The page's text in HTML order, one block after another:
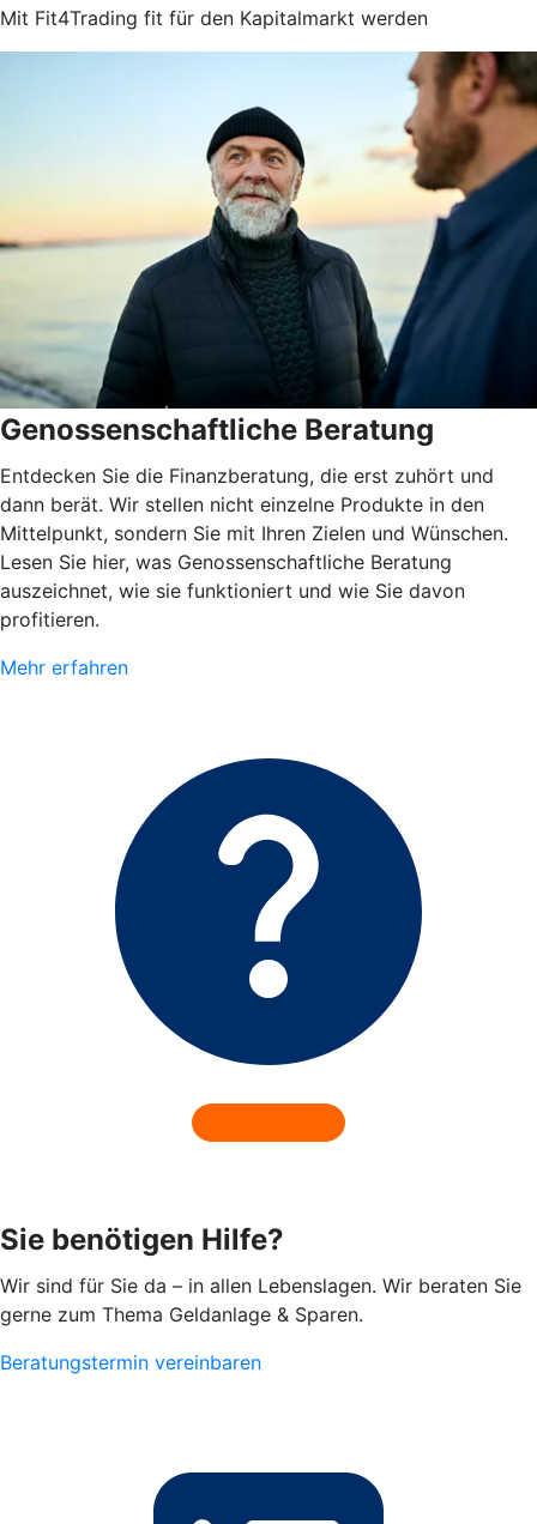
Mit Fit4Trading fit für den Kapitalmarkt werden
Genossenschaftliche Beratung
Entdecken Sie die Finanzberatung, die erst zuhört und
dann berät. Wir stellen nicht einzelne Produkte in den
Mittelpunkt, sondern Sie mit Ihren Zielen und Wünschen.
Lesen Sie hier, was Genossenschaftliche Beratung
auszeichnet, wie sie funktioniert und wie Sie davon
profitieren.
Mehr erfahren
Sie benötigen Hilfe?
Wir sind für Sie da – in allen Lebenslagen. Wir beraten Sie
gerne zum Thema Geldanlage & Sparen.
Beratungstermin vereinbaren